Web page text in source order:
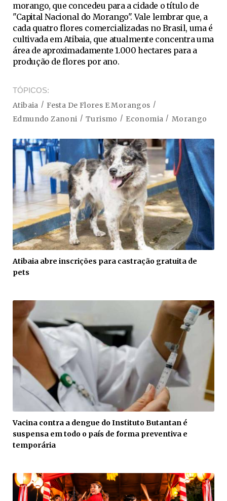
morango, que concedeu para a cidade o título de
"Capital Nacional do Morango". Vale lembrar que, a
cada quatro flores comercializadas no Brasil, uma é
cultivada em Atibaia, que atualmente concentra uma
área de aproximadamente 1.000 hectares para a
produção de flores por ano.
TÓPICOS
Atibaia
Festa De Flores E Morangos
Edmundo Zanoni
Turismo Economia Morango
Atibaia abre inscrições para castração gratuita de
pets
Vacina contra a dengue do Instituto Butantan é
suspensa em todo o país de forma preventiva e
temporária